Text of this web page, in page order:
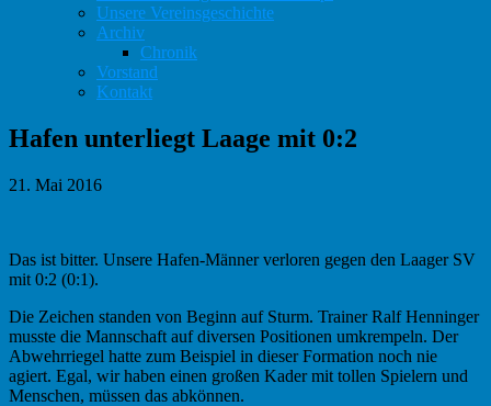
Unsere Vereinsgeschichte
Archiv
Chronik
Vorstand
Kontakt
Hafen unterliegt Laage mit 0:2
21. Mai 2016
Das ist bitter. Unsere Hafen-Männer verloren gegen den Laager SV
mit 0:2 (0:1).
Die Zeichen standen von Beginn auf Sturm. Trainer Ralf Henninger
musste die Mannschaft auf diversen Positionen umkrempeln. Der
Abwehrriegel hatte zum Beispiel in dieser Formation noch nie
agiert. Egal, wir haben einen großen Kader mit tollen Spielern und
Menschen, müssen das abkönnen.